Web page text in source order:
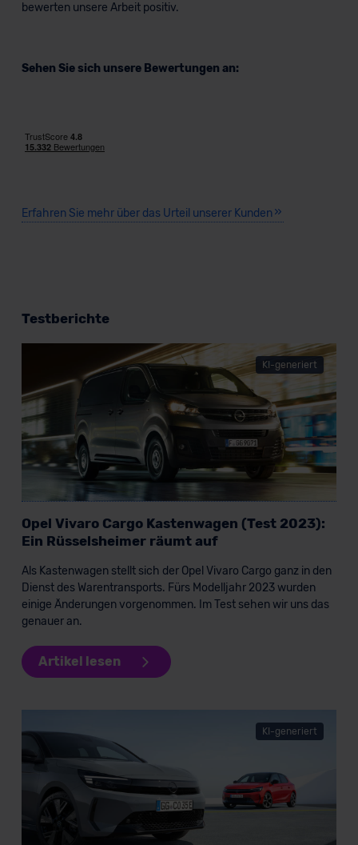
bewerten unsere Arbeit positiv.
Sehen Sie sich unsere Bewertungen an:
Erfahren Sie mehr über das Urteil unserer Kunden
Testberichte
KI-generiert
Opel Vivaro Cargo Kastenwagen (Test 2023):
Ein Rüsselsheimer räumt auf
Als Kastenwagen stellt sich der Opel Vivaro Cargo ganz in den
Dienst des Warentransports. Fürs Modelljahr 2023 wurden
einige Änderungen vorgenommen. Im Test sehen wir uns das
genauer an.
Artikel lesen
KI-generiert